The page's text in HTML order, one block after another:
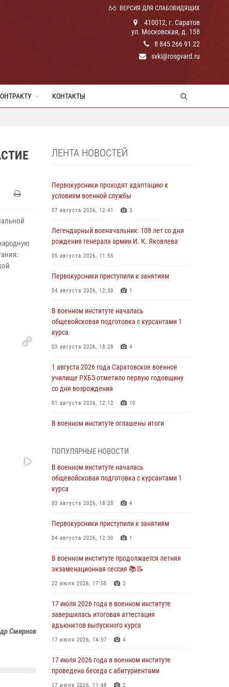
ВЕРСИЯ ДЛЯ СЛАБОВИДЯЩИХ
410012, г. Саратов
ул. Московская, д. 158
8 845 266 91 22
svki@rosgvard.ru
КОНТАКТЫ
Смирнов
ЛЕНТА НОВОСТЕЙ
Первокурсники проходят адаптацию к
условиям военной службы
07 августа 2026, 12:41 3
Легендарный военачальник: 108 лет со дня
рождения генерала армии И. К. Яковлева
05 августа 2026, 11:55
Первокурсники приступили к занятиям
04 августа 2026, 12:30 1
В военном институте началась
общевойсковая подготовка с курсантами 1
курса
03 августа 2026, 18:28 4
1 августа 2026 года Саратовское военное
училище РХБЗ отметило первую годовщину
со дня возрождения
01 августа 2026, 12:12 10
В военном институте оглашены итоги
31 июля 2026, 12:08 5
29 июля 2026 года в военном институте
состоялась церемония приведения
военнослужащих к Военной присяге
29 июля 2026, 06:45 2
29 июля 2026 года курсанты военного
института успешно сдали экзамен по
29 июля 2026, 06:41 6
28 июля 2026 года в военном институте
молебен
28 июля 2026, 13:39 7
В военном институте завершается летняя
28 июля 2026, 10:41 1
ПОПУЛЯРНЫЕ НОВОСТИ
В военном институте началась
общевойсковая подготовка с курсантами 1
курса
03 августа 2026, 18:28 4
Первокурсники приступили к занятиям
04 августа 2026, 12:30 1
В военном институте продолжается летняя
экзаменационная сессия 📚📝
22 июля 2026, 17:58 2
17 июля 2026 года в военном институте
завершилась итоговая аттестация
адъюнктов выпускного курса
17 июля 2026, 14:57 4
17 июля 2026 года в военном институте
проведена беседа с абитуриентами
17 июля 2026, 11:48 2